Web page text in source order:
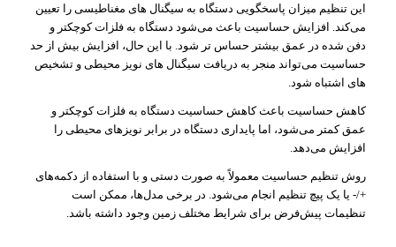
این تنظیم میزان پاسخگویی دستگاه به سیگنال‌ های مغناطیسی را تعیین
می‌کند. افزایش حساسیت باعث می‌شود دستگاه به فلزات کوچکتر و
دفن شده در عمق بیشتر حساس‌ تر شود. با این حال، افزایش بیش از حد
حساسیت می‌تواند منجر به دریافت سیگنال‌ های نویز محیطی و تشخیص‌
های اشتباه شود.
کاهش حساسیت باعث کاهش حساسیت دستگاه به فلزات کوچکتر و
عمق کمتر می‌شود، اما پایداری دستگاه در برابر نویزهای محیطی را
افزایش می‌دهد.
روش تنظیم حساسیت معمولاً به صورت دستی و با استفاده از دکمه‌های
+/- یا یک پیچ تنظیم انجام می‌شود. در برخی مدل‌ها، ممکن است
تنظیمات پیش‌فرض برای شرایط مختلف زمین وجود داشته باشد.